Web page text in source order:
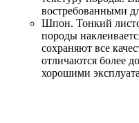
востребованными
Шпон. Тонкий
породы
сохраняют все
отличаются более
хорошими